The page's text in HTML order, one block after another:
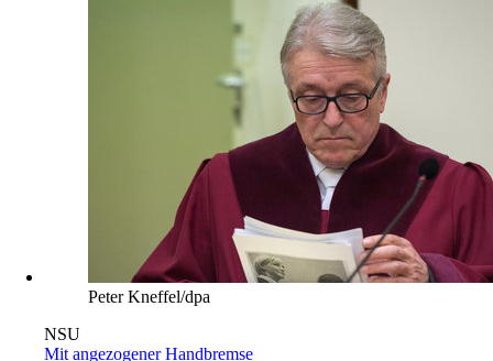
Peter Kneffel/dpa
NSU
Mit angezogener Handbremse